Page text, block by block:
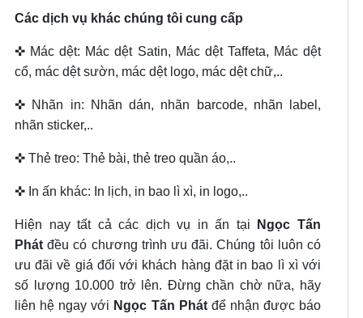
Các dịch vụ khác chúng tôi cung cấp
✜ Mác dệt: Mác dệt Satin, Mác dệt Taffeta, Mác dệt
cổ, mác dệt sườn, mác dệt logo, mác dệt chữ,..
✜ Nhãn in: Nhãn dán, nhãn barcode, nhãn label,
nhãn sticker,..
✜ Thẻ treo: Thẻ bài, thẻ treo quần áo,..
✜ In ấn khác: In lịch, in bao lì xì, in logo,..
Hiện nay tất cả các dịch vụ in ấn tại
Ngọc Tấn
Phátđều có chương trình ưu đãi. Chúng tôi luôn có
ưu đãi về giá đối với khách hàng đặt in bao lì xì với
số lượng 10.000 trở lên. Đừng chần chờ nữa, hãy
liên hệ ngay với Ngọc Tấn Phátđể nhận được báo